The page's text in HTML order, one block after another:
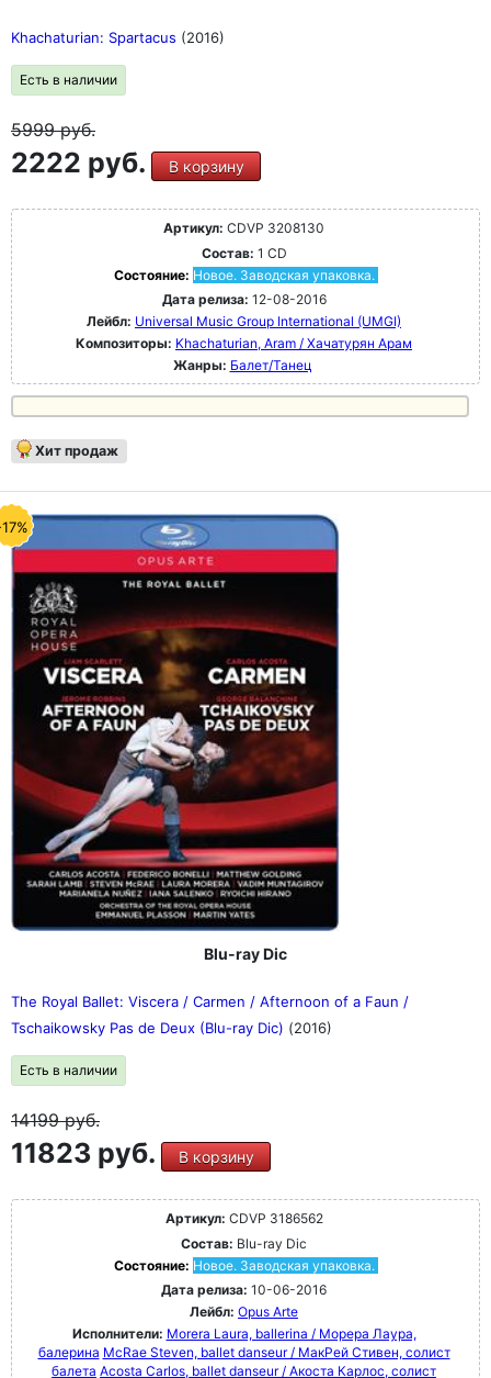
Khachaturian: Spartacus (2016)
Есть в наличии
5999руб.
2222 руб. В корзину
Артикул: CDVP 3208130
Состав: 1 CD
Состояние: Новое. Заводская упаковка.
Дата релиза: 12-08-2016
Лейбл: Universal Music Group International (UMGI)
Композиторы: Khachaturian, Aram / Хачатурян Арам
Жанры: Балет/Танец
Хит продаж
Blu-ray Dic
The Royal Ballet: Viscera / Carmen / Afternoon of a Faun /
Tschaikowsky Pas de Deux (Blu-ray Dic) (2016)
Есть в наличии
14199руб.
11823 руб. В корзину
Артикул: CDVP 3186562
Состав: Blu-ray Dic
Состояние: Новое. Заводская упаковка.
Дата релиза: 10-06-2016
Лейбл: Opus Arte
Исполнители: Morera Laura, ballerina / Морера Лаура,
балерина McRae Steven, ballet danseur / МакРей Стивен, солист
балета Acosta Carlos, ballet danseur / Акоста Карлос, солист